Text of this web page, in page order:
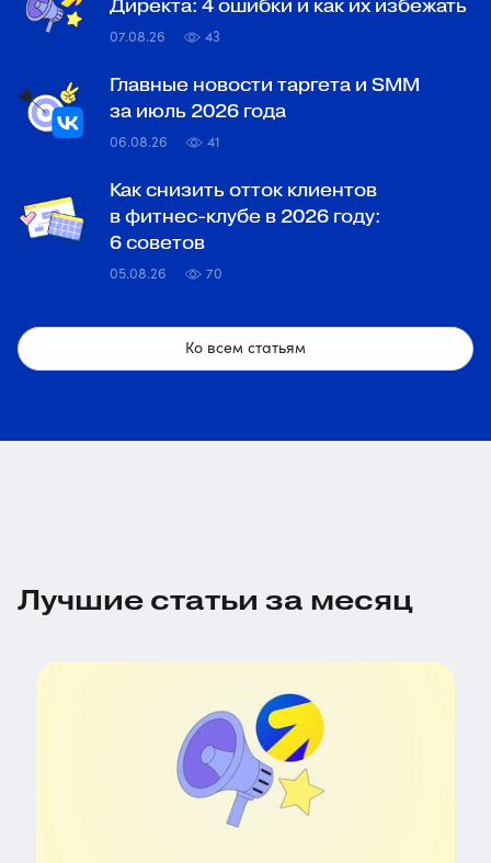
Директа: 4 ошибки и как их избежать
07.08.26 43
Главные новости таргета и SMM
за июль 2026 года
06.08.26 41
Как снизить отток клиентов
в фитнес-клубе в 2026 году:
6 советов
05.08.26 70
Ко всем статьям
Лучшие статьи за месяц